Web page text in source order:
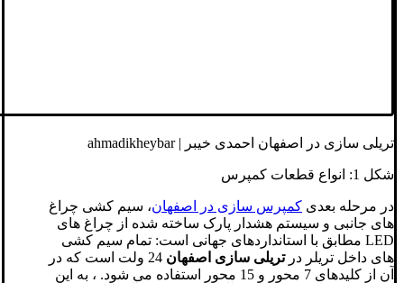
تریلی سازی در اصفهان احمدی خیبر | ahmadikheybar
شکل 1: انواع قطعات کمپرس
در مرحله بعدی کمپرس سازی در اصفهان، سیم کشی چراغ
های جانبی و سیستم هشدار پارک ساخته شده از چراغ های
LED مطابق با استانداردهای جهانی است: تمام سیم کشی
های داخل تریلر درتریلی سازی اصفهان
24 ولت است که در
آن از کلیدهای 7 محور و 15 محور استفاده می شود. ، به این